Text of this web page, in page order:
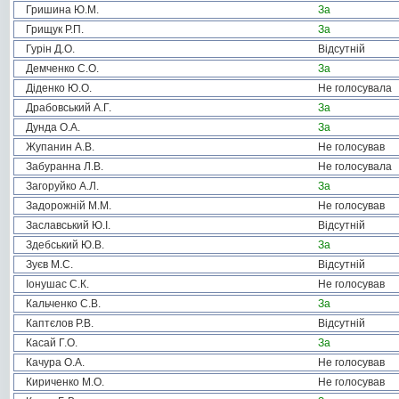
Гришина Ю.М.
За
Грищук Р.П.
За
Гурін Д.О.
Відсутній
Демченко С.О.
За
Діденко Ю.О.
Не голосувала
Драбовський А.Г.
За
Дунда О.А.
За
Жупанин А.В.
Не голосував
Забуранна Л.В.
Не голосувала
Загоруйко А.Л.
За
Задорожній М.М.
Не голосував
Заславський Ю.І.
Відсутній
Здебський Ю.В.
За
Зуєв М.С.
Відсутній
Іонушас С.К.
Не голосував
Кальченко С.В.
За
Каптєлов Р.В.
Відсутній
Касай Г.О.
За
Качура О.А.
Не голосував
Кириченко М.О.
Не голосував